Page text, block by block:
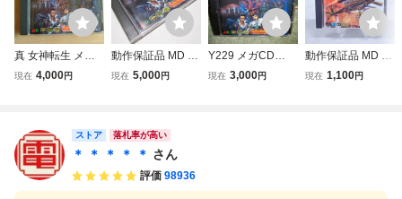
真 女神転生 メガC
D メガドライブ M
現在 4,000円
動作保証品 MD メ
ガドライブ メガC
現在 5,000円
Y229 メガCD
真・女神転生 ME
現在 3,000円
動作保証品 MD メ
ガCD サンダーホ
現在 1,100円
ストア 落札率が高い
＊ ＊ ＊ ＊ ＊ さん
評価 98936